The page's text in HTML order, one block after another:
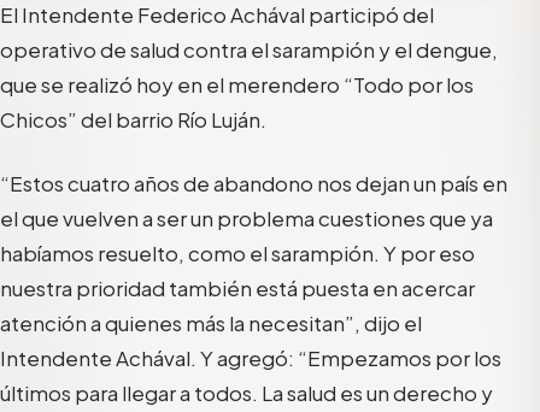
El Intendente Federico Achával participó del
operativo de salud contra el sarampión y el dengue,
que se realizó hoy en el merendero “Todo por los
Chicos” del barrio Río Luján.
“Estos cuatro años de abandono nos dejan un país en
el que vuelven a ser un problema cuestiones que ya
habíamos resuelto, como el sarampión. Y por eso
nuestra prioridad también está puesta en acercar
atención a quienes más la necesitan”, dijo el
Intendente Achával. Y agregó: “Empezamos por los
últimos para llegar a todos. La salud es un derecho y